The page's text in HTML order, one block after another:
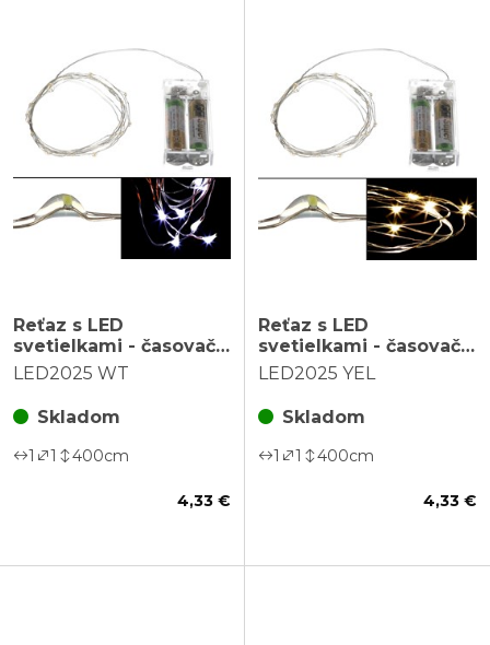
Reťaz s LED
svetielkami - časovač,
studená biela farba, 4
LED2025 WT
Skladom
1 1 400cm
4,33 €
Reťaz s LED
svetielkami - časovač,
teplá žltá farba, 4
LED2025 YEL
Skladom
1 1 400cm
4,33 €